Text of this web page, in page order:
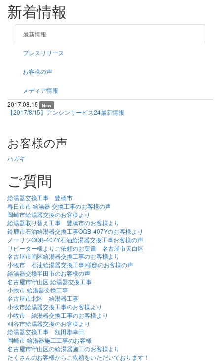
新着情報
最新情報
プレスリリース
お客様の声
メディア情報
2017.08.15
New
【2017/8/15】アンシンサービス24最新情報
お客様の声
ハガキ
ご質問
給湯器交換工事 豊橋市
春日市市 給湯器 交換工事のお客様の声
岡崎市給湯器交換のお客様より
給湯器取り替え工事 豊橋市のお客様より
鈴鹿市石油給湯器交換工事OQB-407Yのお客様より
ノーリツOQB-407Y石油給湯器交換工事お客様の声
リピーター様よりご依頼のお葉書 名古屋市天白区
名古屋市南区給湯器交換工事のお客様より
小牧市 石油給湯器交換工事I様邸のお客様の声
給湯器交換半田市のお客様の声
名古屋市守山区 給湯器交換工事
小牧市 給湯器交換工事
名古屋市北区 給湯器工事
小牧市給湯器交換工事のお客様より
小牧市 給湯器交換工事のお客様より
刈谷市給湯器交換のお客様より
給湯器交換工事 額田郡幸田
岡崎市 給湯器施工工事のお客様
名古屋市守山区の給湯器施工のお客様より
たくさんのお客様からご依頼をいただいております！